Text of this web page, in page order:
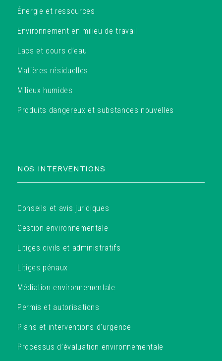
Énergie et ressources
Environnement en milieu de travail
Lacs et cours d’eau
Matières résiduelles
Milieux humides
Produits dangereux et substances nouvelles
NOS INTERVENTIONS
Conseils et avis juridiques
Gestion environnementale
Litiges civils et administratifs
Litiges pénaux
Médiation environnementale
Permis et autorisations
Plans et interventions d’urgence
Processus d’évaluation environnementale